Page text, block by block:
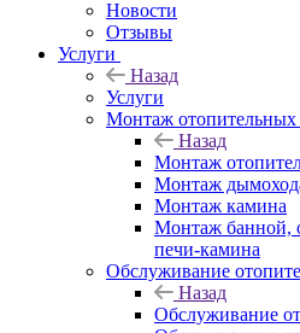
Новости
Отзывы
Услуги
Назад
Услуги
Монтаж отопительных
Назад
Монтаж
Монтаж
Монтаж камина
Монтаж банной,
печи-камина
Обслуживание
Назад
Обслуживание